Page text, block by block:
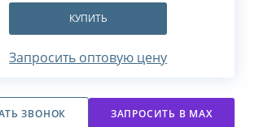
КУПИТЬ
Запросить оптовую цену
ЗВОНОК ЗАПРОСИТЬ В МАХ